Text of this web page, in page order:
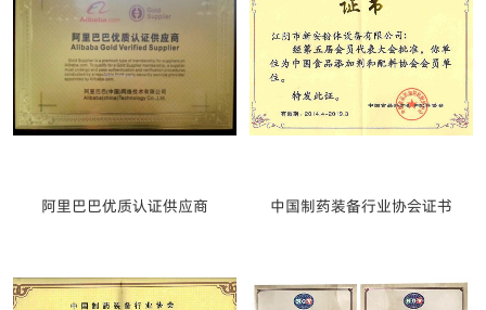
阿里巴巴优质认证供应商 中国制药装备行业协会证书